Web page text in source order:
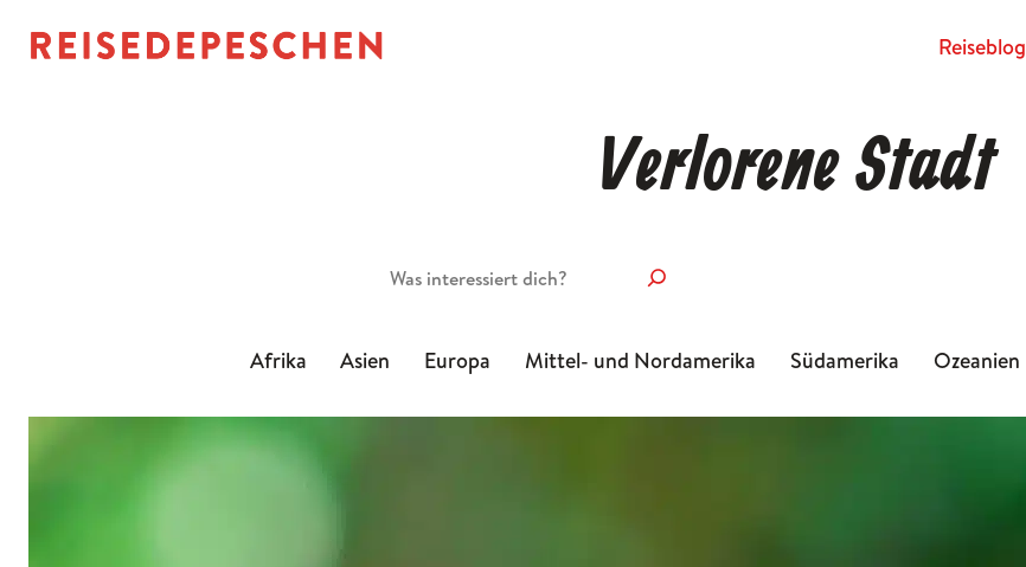
Rei­se­blog
Verlorene Stadt
Afrika Asien Europa Mittel- und Nordamerika Südamerika Ozeanien